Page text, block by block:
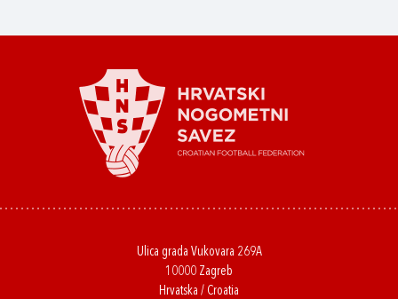
Ulica grada Vukovara 269A
10000 Zagreb
Hrvatska / Croatia